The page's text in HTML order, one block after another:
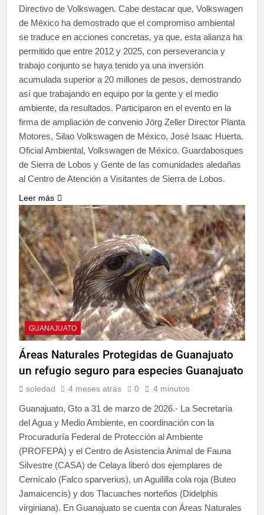
Directivo de Volkswagen. Cabe destacar que, Volkswagen
de México ha demostrado que el compromiso ambiental
se traduce en acciones concretas, ya que, esta alianza ha
permitido que entre 2012 y 2025, con perseverancia y
trabajo conjunto se haya tenido ya una inversión
acumulada superior a 20 millones de pesos, demostrando
así que trabajando en equipo por la gente y el medio
ambiente, da resultados. Participaron en el evento en la
firma de ampliación de convenio Jörg Zeller Director Planta
Motores, Silao Volkswagen de México, José Isaac Huerta.
Oficial Ambiental, Volkswagen de México. Guardabosques
de Sierra de Lobos y Gente de las comunidades aledañas
al Centro de Atención a Visitantes de Sierra de Lobos.
Leer más
GUANAJUATO
Áreas Naturales Protegidas de Guanajuato
un refugio seguro para especies Guanajuato
soledad 4 meses atrás 0 4 minutos
Guanajuato, Gto a 31 de marzo de 2026.- La Secretaría
del Agua y Medio Ambiente, en coordinación con la
Procuraduría Federal de Protección al Ambiente
(PROFEPA) y el Centro de Asistencia Animal de Fauna
Silvestre (CASA) de Celaya liberó dos ejemplares de
Cernícalo (Falco sparverius), un Aguililla cola roja (Buteo
Jamaicencis) y dos Tlacuaches norteños (Didelphis
virginiana). En Guanajuato se cuenta con Áreas Naturales